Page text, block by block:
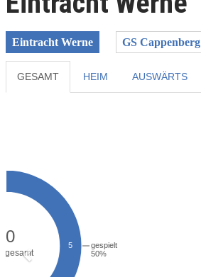
Eintracht Werne GS Cappenberg
GESAMT HEIM AUSWÄRTS